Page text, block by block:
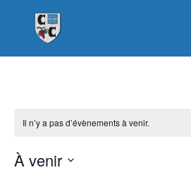
Il n’y a pas d’évènements à venir.
À venir